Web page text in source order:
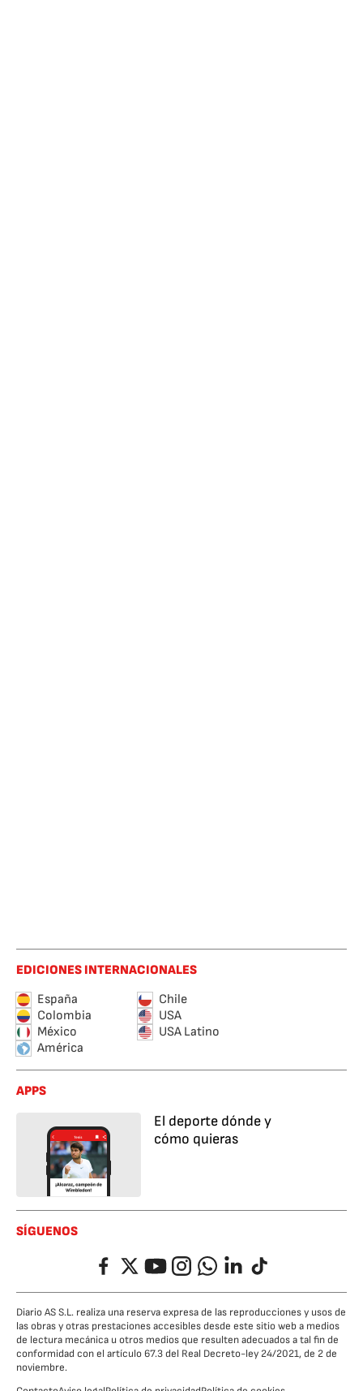
EDICIONES INTERNACIONALES
España
Chile
Colombia
USA
México
USA Latino
América
APPS
El deporte dónde y
cómo quieras
SÍGUENOS
FacebookTwitterYouTubeInstagramWhatsappLinkedIn
TikTok
Diario AS S.L. realiza una reserva expresa de las reproducciones y usos de
las obras y otras prestaciones accesibles desde este sitio web a medios
de lectura mecánica u otros medios que resulten adecuados a tal fin de
conformidad con el artículo 67.3 del Real Decreto-ley 24/2021, de 2 de
noviembre.